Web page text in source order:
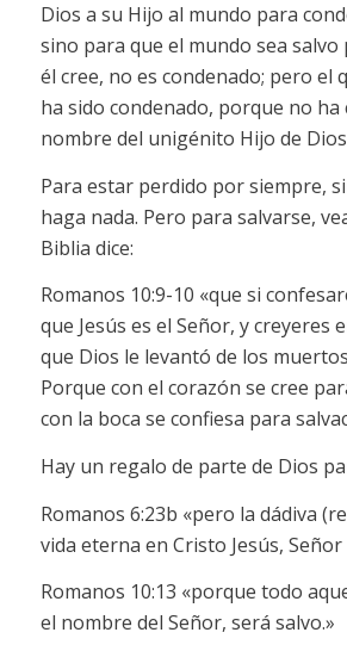
Dios a su Hijo al mundo para
sino para que el mundo sea salvo
él cree, no es condenado; pero el
ha sido condenado, porque no ha
nombre del unigénito Hijo de
Para estar perdido por siempre,
haga nada. Pero para salvarse,
Biblia dice:
Romanos 10:9-10 «que si
que Jesús es el Señor, y creyeres
que Dios le levantó de los
Porque con el corazón se cree
con la boca se confiesa para
Hay un regalo de parte de Dios
Romanos 6:23b «pero la dádiva
vida eterna en Cristo Jesús,
Romanos 10:13 «porque todo
el nombre del Señor, será salvo.»